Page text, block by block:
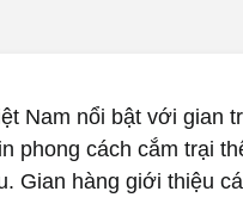
Nam nổi bật với gian
phong cách cắm trại
Gian hàng giới thiệu